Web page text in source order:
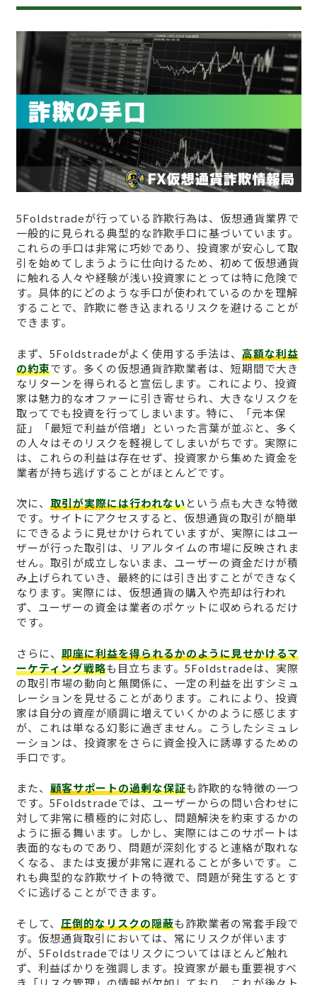
5Foldstradeが行っている詐欺行為は、仮想通貨業界で
一般的に見られる典型的な詐欺手口に基づいています。
これらの手口は非常に巧妙であり、投資家が安心して取
引を始めてしまうように仕向けるため、初めて仮想通貨
に触れる人々や経験が浅い投資家にとっては特に危険で
す。具体的にどのような手口が使われているのかを理解
することで、詐欺に巻き込まれるリスクを避けることが
できます。
まず、5Foldstradeがよく使用する手法は、 高額な利益
の約束です。多くの仮想通貨詐欺業者は、短期間で大き
なリターンを得られると宣伝します。これにより、投資
家は魅力的なオファーに引き寄せられ、大きなリスクを
取ってでも投資を行ってしまいます。特に、「元本保
証」「最短で利益が倍増」といった言葉が並ぶと、多く
の人々はそのリスクを軽視してしまいがちです。実際に
は、これらの利益は存在せず、投資家から集めた資金を
業者が持ち逃げすることがほとんどです。
次に、 取引が実際には行われないという点も大きな特徴
です。サイトにアクセスすると、仮想通貨の取引が簡単
にできるように見せかけられていますが、実際にはユー
ザーが行った取引は、リアルタイムの市場に反映されま
せん。取引が成立しないまま、ユーザーの資金だけが積
み上げられていき、最終的には引き出すことができなく
なります。実際には、仮想通貨の購入や売却は行われ
ず、ユーザーの資金は業者のポケットに収められるだけ
です。
さらに、 即座に利益を得られるかのように見せかけるマ
ーケティング戦略も目立ちます。5Foldstradeは、実際
の取引市場の動向と無関係に、一定の利益を出すシミュ
レーションを見せることがあります。これにより、投資
家は自分の資産が順調に増えていくかのように感じます
が、これは単なる幻影に過ぎません。こうしたシミュレ
ーションは、投資家をさらに資金投入に誘導するための
手口です。
また、 顧客サポートの過剰な保証も詐欺的な特徴の一つ
です。5Foldstradeでは、ユーザーからの問い合わせに
対して非常に積極的に対応し、問題解決を約束するかの
ように振る舞います。しかし、実際にはこのサポートは
表面的なものであり、問題が深刻化すると連絡が取れな
くなる、または支援が非常に遅れることが多いです。こ
れも典型的な詐欺サイトの特徴で、問題が発生するとす
ぐに逃げることができます。
そして、 圧倒的なリスクの隠蔽も詐欺業者の常套手段で
す。仮想通貨取引においては、常にリスクが伴います
が、5Foldstradeではリスクについてはほとんど触れ
ず、利益ばかりを強調します。投資家が最も重要視すべ